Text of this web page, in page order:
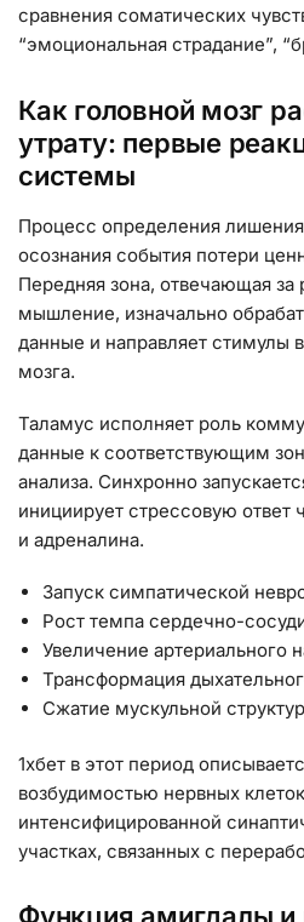
сравнения соматических
“эмоциональная страдание”,
Как головной мозг
утрату: первые
системы
Процесс определения
осознания события потери
Передняя зона, отвечающая за
мышление, изначально
данные и направляет стимулы
мозга.
Таламус исполняет роль
данные к соответствующим
анализа. Синхронно
инициирует стрессовую ответ
и адреналина.
Запуск симпатической
Рост темпа сердечно-
Увеличение артериального
Трансформация
Сжатие мускульной
1хбет в этот период
возбудимостью нервных
интенсифицированной
участках, связанных с